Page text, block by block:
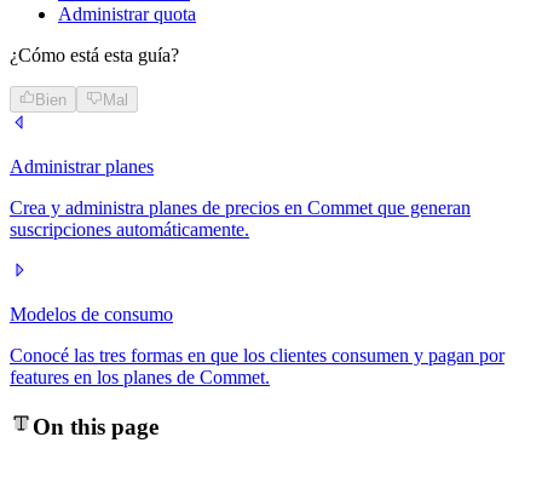
Administrar quota
¿Cómo está esta guía?
Bien Mal
Administrar planes
Crea y administra planes de precios en Commet que generan
suscripciones automáticamente.
Modelos de consumo
Conocé las tres formas en que los clientes consumen y pagan por
features en los planes de Commet.
On this page